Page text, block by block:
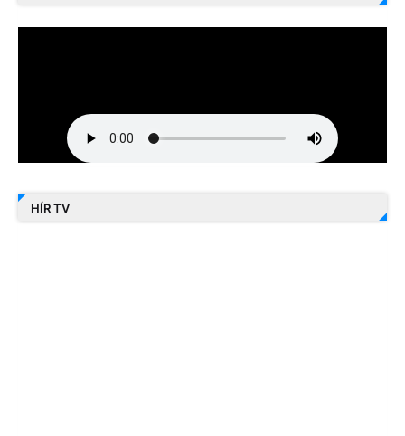
HÍR TV